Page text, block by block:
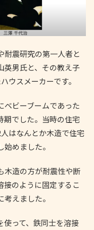
耐震研究の第一人者と
英男氏と、その教え子
ウスメーカーです。
ベビーブームであった
期でした。当時の住宅
はなんとか木造で住宅
めました。
木造の方が耐震性や断
接のように固定するこ
えました。
使って、鉄同士を溶接